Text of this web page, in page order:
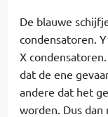
De blauwe
condensatoren.
X
dat de ene
andere dat het
worden. Dus